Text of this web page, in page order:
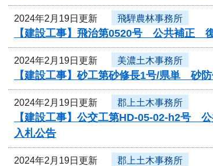
2024年2月19日更新 飛騨農林事務所
【建設工事】飛治第0520号 公共補正
2024年2月19日更新 美濃土木事務所
【建設工事】砂工第砂修長1号/県単 砂
2024年2月19日更新 郡上土木事務所
【建設工事】公交工第HD-05-02-h2号
入札公告
2024年2月19日更新 郡上土木事務所